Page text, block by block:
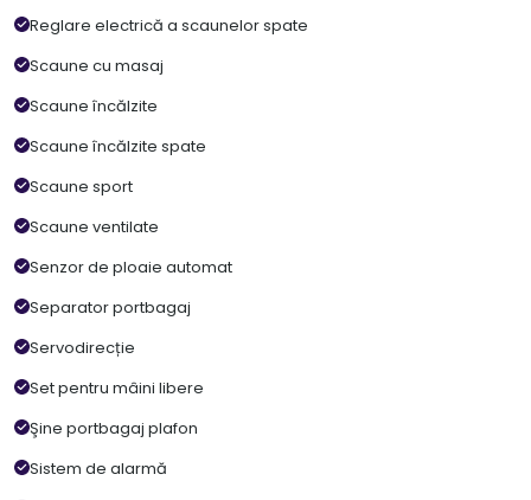
Reglare electrică a scaunelor spate
Scaune cu masaj
Scaune încălzite
Scaune încălzite spate
Scaune sport
Scaune ventilate
Senzor de ploaie automat
Separator portbagaj
Servodirecție
Set pentru mâini libere
Şine portbagaj plafon
Sistem de alarmă